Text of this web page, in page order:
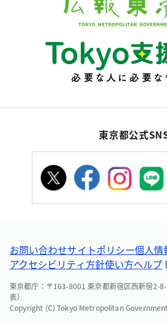
東京都公式
お問い合わせサイトポリシー個人情
アクセシビリティ方針使い方ヘルプ
東京都庁：〒163-8001 東京都新宿区西新宿2-
表）
Copyright (C) Tokyo Metropolitan